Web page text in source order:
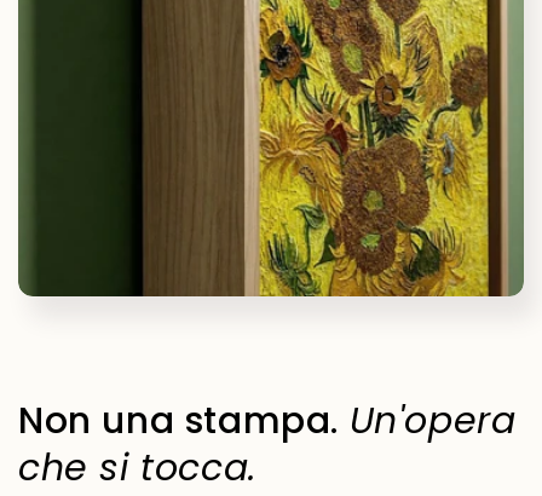
Non una stampa. Un'opera
che si tocca.